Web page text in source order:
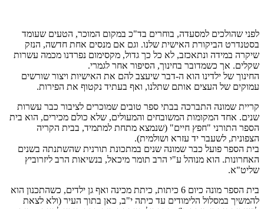
לפני שהולכים למסעדה, בוחרים בד"כ במקום המוכר, הטעים שעומד
בסטנדרט הביקורת האישית שלנו. וגם אם מנסים אחת חדשה, הנזק
שיקרה במידה ונתאכזב, לא כל כך גדול, מקסימום נפרדנו מכמה עשרות
שקלים. אך כשמדובר בחינוך, הסיפור אחר לגמרי.
החינוך של ילדינו הוא ה-דבר שיעצב להם את האישיות ויצור שורשים
עמוקים של העצים אותם שתלנו, ואף בעתיד נקטוף את הפירות.
קריית שמונה התברכה בבתי ספר טובים שמוכרים לציבור כבר עשרות
שנים. אחד המקומות המשובחים והמעולים, שלא כולם מכירים, הוא בית
הספר התורני "חפץ חיים" (שנמצא מתחת למתמיד, בבית הקריה
הצפונית, לשעבר יד עזרא ושולמית).
בית הספר פועל כבר שמונה שנים במתכונת תורנית שהשתנתה בשנים
האחרונות. הוא מנוהל ע"י הרב תומר מיכאל, בנשיאות הרב ליזרוביץ
שליט"א.
בית הספר מונה כיום 6 כיתות, כיתת מכינה ואף גן ילדים, כשהתכנון הוא
להמשיך במסלול הלימודים עד כיתה י"ב, כאן בתוך העיר (ולא לצאת